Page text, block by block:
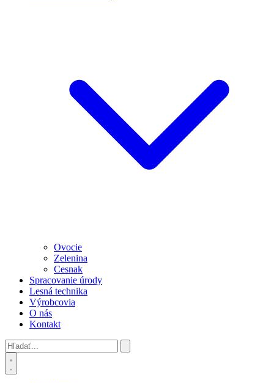
Ovocie
Zelenina
Cesnak
Spracovanie úrody
Lesná technika
Výrobcovia
O nás
Kontakt